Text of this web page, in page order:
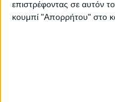
επιστρέφοντας σε αυτόν
κουμπί "Απορρήτου" στο
Κωδικός προϊόντος :